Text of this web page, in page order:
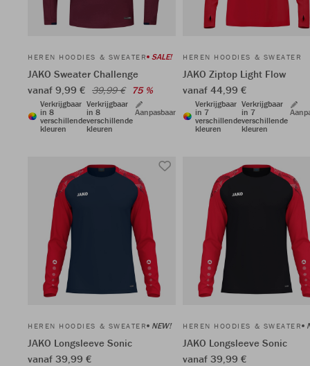
HEREN HOODIES & SWEATER SALE!
JAKO Sweater Challenge
vanaf 9,99 € 39,99 € 75 %
Verkrijgbaar
in 8
verschillende
kleuren
Verkrijgbaar
in 8
verschillende
kleuren
Aanpasbaar
HEREN HOODIES & SWEATER
JAKO Ziptop Light Flow
vanaf 44,99 €
Verkrijgbaar
in 7
verschillende
kleuren
Verkrijgbaar
in 7
verschillende
kleuren
HEREN HOODIES & SWEATER NEW!
JAKO Longsleeve Sonic
vanaf 39,99 €
HEREN HOODIES & SWEATER
JAKO Longsleeve Sonic
vanaf 39,99 €